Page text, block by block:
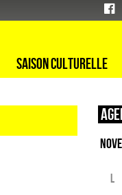
Saison culturelle
L